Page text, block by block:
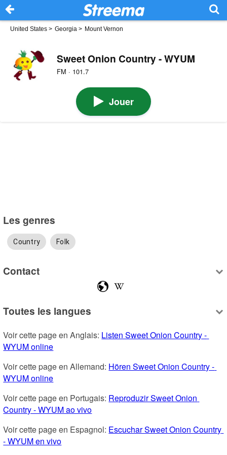
United States > Georgia > Mount Vernon
Sweet Onion Country - WYUM
FM · 101.7
Jouer
Les genres
Country Folk
Contact
Toutes les langues
Voir cette page en Anglais: Listen Sweet Onion Country -
WYUM online
Voir cette page en Allemand: Hören Sweet Onion Country -
WYUM online
Voir cette page en Portugais: Reproduzir Sweet Onion
Country - WYUM ao vivo
Voir cette page en Espagnol: Escuchar Sweet Onion Country
- WYUM en vivo